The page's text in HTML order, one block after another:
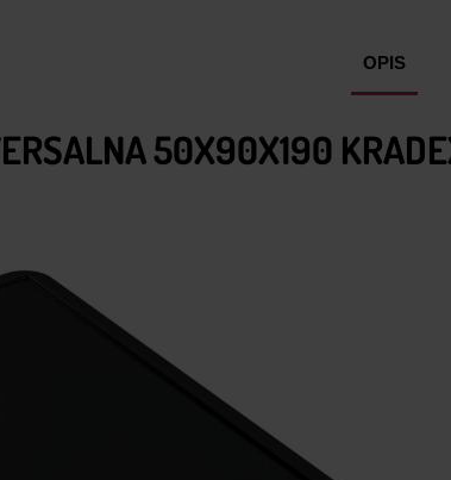
OPIS
50X90X190